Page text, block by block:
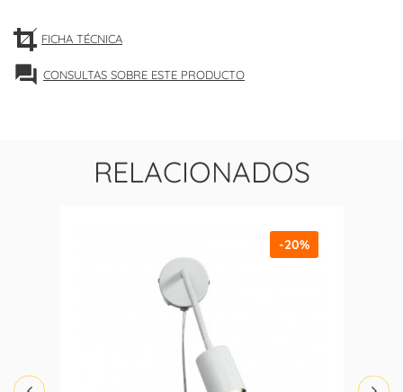
FICHA TÉCNICA
forum CONSULTAS SOBRE ESTE PRODUCTO
RELACIONADOS
-20%